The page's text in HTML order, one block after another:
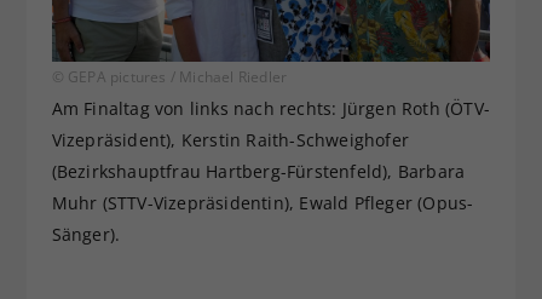
© GEPA pictures / Michael Riedler
Am Finaltag von links nach rechts: Jürgen Roth (ÖTV-
Vizepräsident), Kerstin Raith-Schweighofer
(Bezirkshauptfrau Hartberg-Fürstenfeld), Barbara
Muhr (STTV-Vizepräsidentin), Ewald Pfleger (Opus-
Sänger).